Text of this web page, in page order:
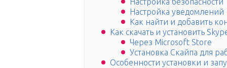
Настройка уведомлений
Как найти и добавить
Как скачать и установить
Через Microsoft Store
Установка Скайпа для
Особенности установки и